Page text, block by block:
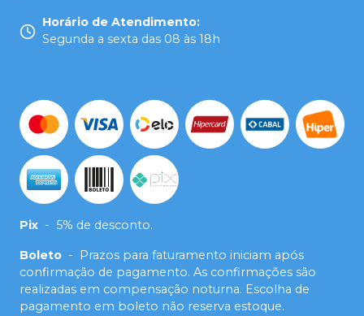
Horário de Atendimento:
Segunda a sexta das 08 às 18h
Pix - 5% de desconto.
Boleto -
Prazos para faturamento iniciam após
confirmação de pagamento. As confirmações são
realizadas em compensação noturna. Escolha de
pagamento em boleto não reserva estoque.